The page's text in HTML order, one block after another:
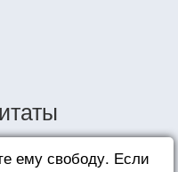
ему свободу. Если